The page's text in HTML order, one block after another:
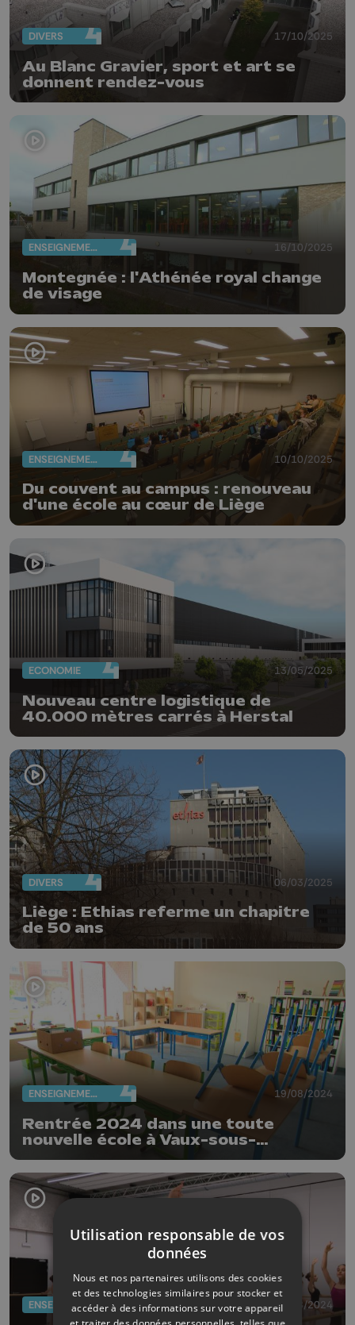
DIVERS 17/10/2025
Au Blanc Gravier, sport et art se
donnent rendez-vous
ENSEIGNEMENT 16/10/2025
Montegnée : l'Athénée royal change
de visage
ENSEIGNEMENT 10/10/2025
Du couvent au campus : renouveau
d'une école au cœur de Liège
ECONOMIE 13/05/2025
Nouveau centre logistique de
40.000 mètres carrés à Herstal
DIVERS 06/03/2025
Liège : Ethias referme un chapitre
de 50 ans
ENSEIGNEMENT 19/08/2024
Rentrée 2024 dans une toute
nouvelle école à Vaux-sous-
Chèvremont
ENSEIGNEMENT 12/08/2024
Utilisation responsable de vos
données
Nous et nos partenaires utilisons des cookies
et des technologies similaires pour stocker et
accéder à des informations sur votre appareil